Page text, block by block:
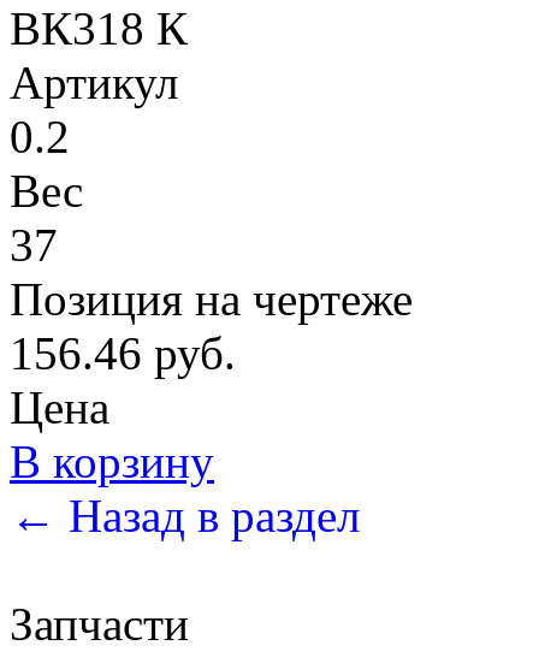
ВК318 К
Артикул
0.2
Вес
37
Позиция на чертеже
156.46 руб.
Цена
В корзину
← Назад в раздел
Запчасти